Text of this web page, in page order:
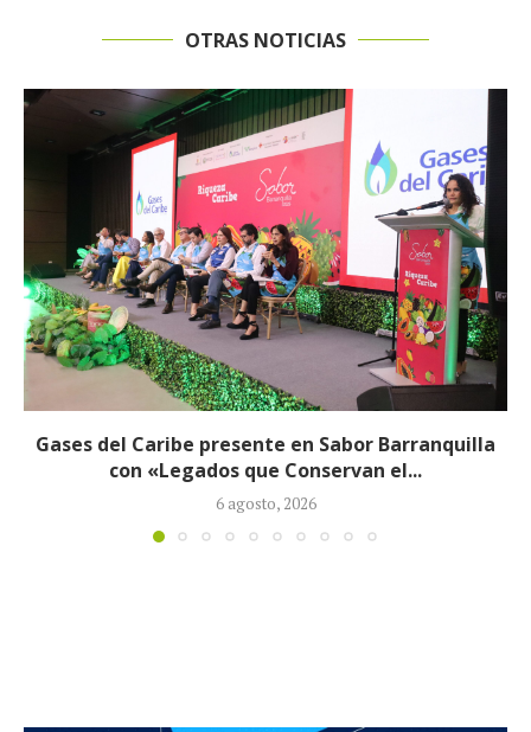
OTRAS NOTICIAS
Exjefe paramilitar Saúl Severini hizo explosivas
revelaciones ante la JEP sobre presuntos...
6 agosto, 2026